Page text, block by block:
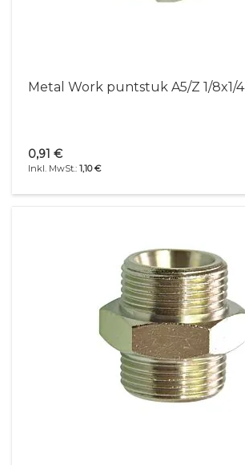
Metal Work puntstuk A5/Z 1/8x1/4
1,10 €
0,91 €